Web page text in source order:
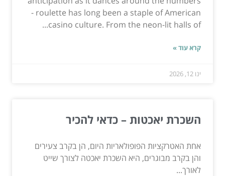
- roulette has long been a staple of American
casino culture. From the neon-lit halls of...
קרא עוד »
ינו 12, 2026
השכרת יאכטות – כדאי להכיר
אחת האטרקציות הפופולאריות היום, הן בקרב צעירים
והן בקרב מבוגרים, היא השכרת יאכטה לצורך שייט
לאורך...